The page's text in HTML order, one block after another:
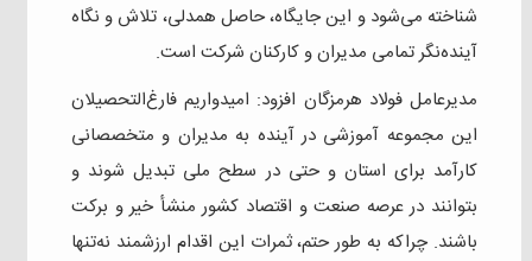
شناخته می‌شود و این جایگاه، حاصل همدلی، تلاش و نگاه
آینده‌نگر تمامی مدیران و کارکنان شرکت است.
مدیرعامل فولاد هرمزگان افزود: امیدواریم فارغ‌التحصیلان
این مجموعه آموزشی در آینده به مدیران و متخصصانی
کارآمد برای استان و حتی در سطح ملی تبدیل شوند و
بتوانند در عرصه صنعت و اقتصاد کشور منشأ خیر و برکت
باشند. چراکه به طور حتم، ثمرات این اقدام ارزشمند نه‌تنها